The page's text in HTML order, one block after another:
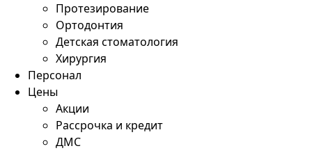
Протезирование
Ортодонтия
Детская стоматология
Хирургия
Персонал
Цены
Акции
Рассрочка и кредит
ДМС